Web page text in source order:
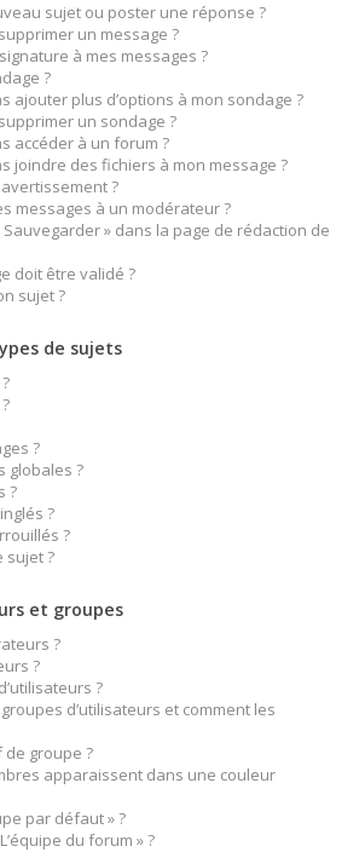
sujet ou poster une réponse ?
un message ?
à mes messages ?
?
ajouter plus d’options à mon sondage ?
un sondage ?
accéder à un forum ?
joindre des fichiers à mon message ?
?
messages à un modérateur ?
» dans la page de rédaction de
doit être validé ?
sujet ?
de sujets
?
globales ?
?
?
?
sujet ?
et groupes
?
?
?
d’utilisateurs et comment les
de groupe ?
apparaissent dans une couleur
par défaut » ?
du forum » ?